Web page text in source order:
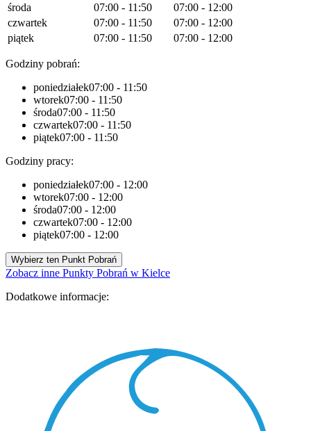
środa
07:00 - 11:50
07:00 - 12:00
czwartek
07:00 - 11:50
07:00 - 12:00
piątek
07:00 - 11:50 07:00 - 12:00
Godziny pobrań:
poniedziałek07:00 - 11:50
wtorek07:00 - 11:50
środa07:00 - 11:50
czwartek07:00 - 11:50
piątek07:00 - 11:50
Godziny pracy:
poniedziałek07:00 - 12:00
wtorek07:00 - 12:00
środa07:00 - 12:00
czwartek07:00 - 12:00
piątek07:00 - 12:00
Wybierz ten Punkt Pobrań
Zobacz inne Punkty Pobrań w Kielce
Dodatkowe informacje: